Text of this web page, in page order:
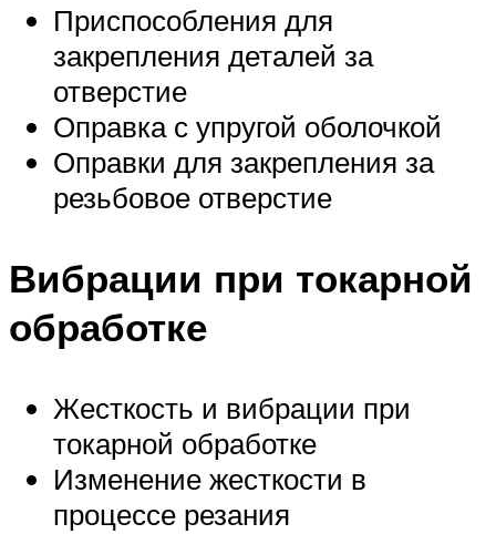
Приспособления для
закрепления деталей за
отверстие
Оправка с упругой оболочкой
Оправки для закрепления за
резьбовое отверстие
Вибрации при токарной
обработке
Жесткость и вибрации при
токарной обработке
Изменение жесткости в
процессе резания